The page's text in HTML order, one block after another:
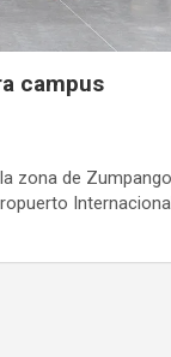
campus
zona de